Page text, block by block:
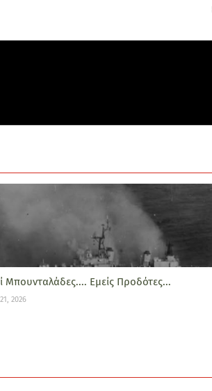
Μπουνταλάδες.... Εμείς Προδότες...
2026